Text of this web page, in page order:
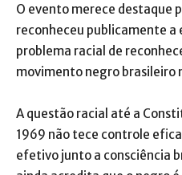
O evento merece destaque
reconheceu publicamente a
problema racial de
movimento negro brasileiro
A questão racial até a
1969 não tece controle
efetivo junto a consciência